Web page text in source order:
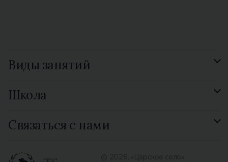
Виды занятий
GCSE Russian
Школа
Библиотека
Связаться с нами